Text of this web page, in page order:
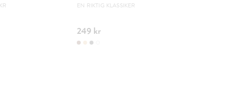
EN RIKTIG KLASSIKER
249 kr